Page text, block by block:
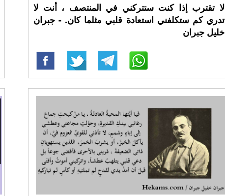
لا تقترب إذا كنت ستتركني في المنتصف ، أنت لا
تدري كم ستكلفني استعادة قلبي مثلما كان. - جبران
خليل جبران